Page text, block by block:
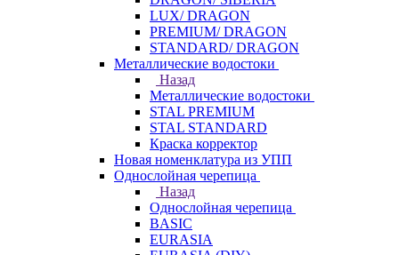
LUX/ DRAGON
PREMIUM/ DRAGON
STANDARD/ DRAGON
Металлические водостоки
Назад
Металлические водостоки
STAL PREMIUM
STAL STANDARD
Краска корректор
Новая номенклатура из УПП
Однослойная черепица
Назад
Однослойная черепица
BASIC
EURASIA